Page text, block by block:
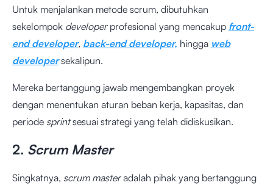
Untuk menjalankan metode scrum, dibutuhkan
sekelompok developer profesional yang mencakup front-
end developer, back-end developer, hingga web
developer sekalipun.
Mereka bertanggung jawab mengembangkan proyek
dengan menentukan aturan beban kerja, kapasitas, dan
periode sprintsesuai strategi yang telah didiskusikan.
2. Scrum Master
Singkatnya, scrum masteradalah pihak yang bertanggung